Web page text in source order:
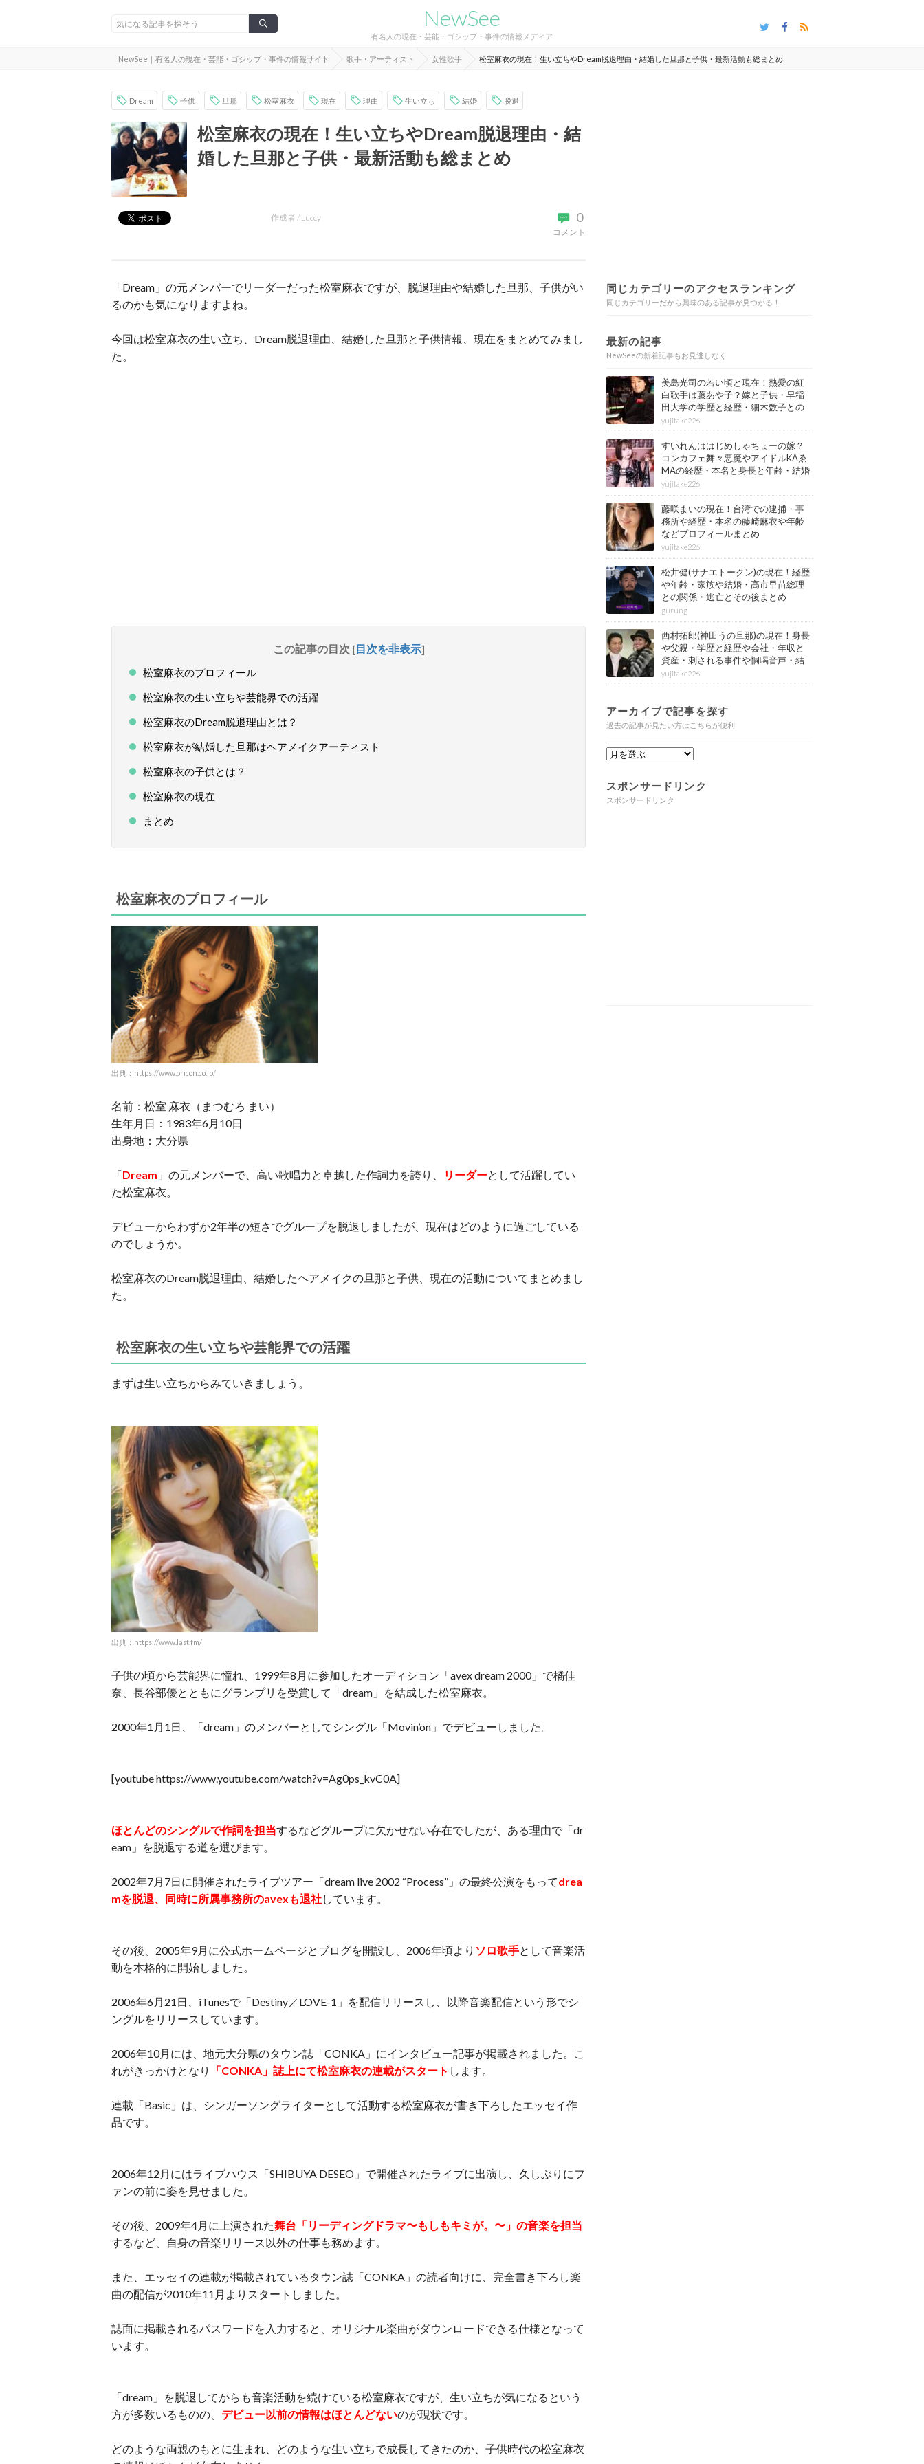
NewSee
有名人の現在・芸能・ゴシップ・事件の情報メディア
NewSee｜有名人の現在・芸能・ゴシップ・事件の情報サイト 歌手・アーティスト 女性歌手 松室麻衣の現在！生い立ちやDream脱退理由・結婚した旦那と子供・最新活動も総まとめ
Dream 子供 旦那 松室麻衣 現在 理由 生い立ち 結婚 脱退
松室麻衣の現在！生い立ちやDream脱退理由・結
婚した旦那と子供・最新活動も総まとめ
0
コメント
作成者 / Luccy
「Dream」の元メンバーでリーダーだった松室麻衣ですが、脱退理由や結婚した旦那、子供がい
るのかも気になりますよね。
今回は松室麻衣の生い立ち、Dream脱退理由、結婚した旦那と子供情報、現在をまとめてみまし
た。
この記事の目次 [目次を非表示]
松室麻衣のプロフィール
松室麻衣の生い立ちや芸能界での活躍
松室麻衣のDream脱退理由とは？
松室麻衣が結婚した旦那はヘアメイクアーティスト
松室麻衣の子供とは？
松室麻衣の現在
まとめ
松室麻衣のプロフィール
出典：https://www.oricon.co.jp/
名前：松室 麻衣（まつむろ まい）
生年月日：1983年6月10日
出身地：大分県
「Dream 」の元メンバーで、高い歌唱力と卓越した作詞力を誇り、 リーダーとして活躍してい
た松室麻衣。
デビューからわずか2年半の短さでグループを脱退しましたが、現在はどのように過ごしている
のでしょうか。
松室麻衣のDream脱退理由、結婚したヘアメイクの旦那と子供、現在の活動についてまとめまし
た。
松室麻衣の生い立ちや芸能界での活躍
まずは生い立ちからみていきましょう。
出典：https://www.last.fm/
子供の頃から芸能界に憧れ、1999年8月に参加したオーディション「avex dream 2000」で橘佳
奈、長谷部優とともにグランプリを受賞して「dream」を結成した松室麻衣。
2000年1月1日、「dream」のメンバーとしてシングル「Movin’on」でデビューしました。
[youtube https://www.youtube.com/watch?v=Ag0ps_kvC0A]
ほとんどのシングルで作詞を担当するなどグループに欠かせない存在でしたが、ある理由で「dr
eam」を脱退する道を選びます。
2002年7月7日に開催されたライブツアー「dream live 2002 “Process”」の最終公演をもってdrea
mを脱退、同時に所属事務所のavexも退社しています。
その後、2005年9月に公式ホームページとブログを開設し、2006年頃より ソロ歌手として音楽活
動を本格的に開始しました。
2006年6月21日、iTunesで「Destiny／LOVE-1」を配信リリースし、以降音楽配信という形でシ
ングルをリリースしています。
2006年10月には、地元大分県のタウン誌「CONKA」にインタビュー記事が掲載されました。こ
れがきっかけとなり
「CONKA」誌上にて松室麻衣の連載がスタート します。
連載「Basic」は、シンガーソングライターとして活動する松室麻衣が書き下ろしたエッセイ作
品です。
2006年12月にはライブハウス「SHIBUYA DESEO」で開催されたライブに出演し、久しぶりにフ
ァンの前に姿を見せました。
その後、2009年4月に上演された舞台「リーディングドラマ〜もしもキミが。〜」の音楽を担当
するなど、自身の音楽リリース以外の仕事も務めます。
また、エッセイの連載が掲載されているタウン誌「CONKA」の読者向けに、完全書き下ろし楽
曲の配信が2010年11月よりスタートしました。
誌面に掲載されるパスワードを入力すると、オリジナル楽曲がダウンロードできる仕様となって
います。
「dream」を脱退してからも音楽活動を続けている松室麻衣ですが、生い立ちが気になるという
方が多数いるものの、 デビュー以前の情報はほとんどないのが現状です。
どのような両親のもとに生まれ、どのような生い立ちで成長してきたのか、子供時代の松室麻衣
同じカテゴリーのアクセスランキング
同じカテゴリーだから興味のある記事が見つかる！
最新の記事
NewSeeの新着記事もお見逃しなく
美島光司の若い頃と現在！熱愛の紅
白歌手は藤あや子？嫁と子供・早稲
田大学の学歴と経歴・細木数子との
確執もまとめ
yujitake226
すいれんははじめしゃちょーの嫁？
コンカフェ舞々悪魔やアイドルKAゑ
MAの経歴・本名と身長と年齢・結婚
情報もまとめ
yujitake226
藤咲まいの現在！台湾での逮捕・事
務所や経歴・本名の藤崎麻衣や年齢
などプロフィールまとめ
yujitake226
松井健(サナエトークン)の現在！経歴
や年齢・家族や結婚・高市早苗総理
との関係・逃亡とその後まとめ
gurung
西村拓郎(神田うの旦那)の現在！身長
や父親・学歴と経歴や会社・年収と
資産・刺される事件や恫喝音声・結
婚と子供や自宅・脳梗塞の病気もま
とめ
yujitake226
アーカイブで記事を探す
過去の記事が見たい方はこちらが便利
スポンサードリンク
スポンサードリンク